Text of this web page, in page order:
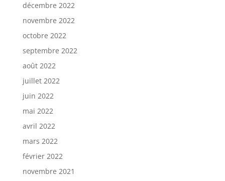
décembre 2022
novembre 2022
octobre 2022
septembre 2022
août 2022
juillet 2022
juin 2022
mai 2022
avril 2022
mars 2022
février 2022
novembre 2021